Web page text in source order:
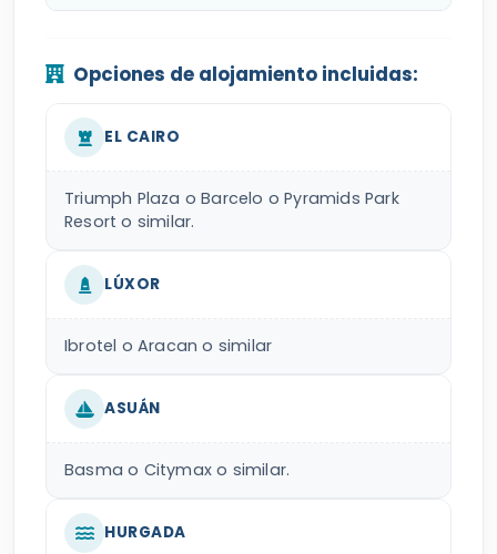
Opciones de alojamiento incluidas:
EL CAIRO
Triumph Plaza o Barcelo o Pyramids Park
Resort o similar.
LÚXOR
Ibrotel o Aracan o similar
ASUÁN
Basma o Citymax o similar.
HURGADA